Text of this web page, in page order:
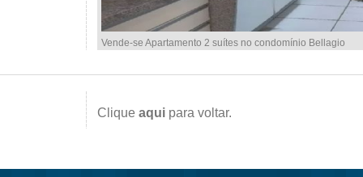
Vende-se Apartamento 2 suítes no condomínio Bellagio
Clique aqui para voltar.